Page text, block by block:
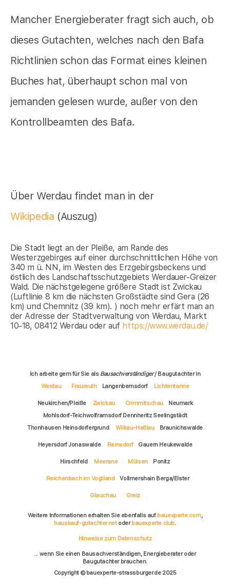
Mancher Energieberater fragt sich auch, ob
dieses Gutachten, welches nach den Bafa
Richtlinien schon das Format eines kleinen
Buches hat, überhaupt schon mal von
jemanden gelesen wurde, außer von den
Kontrollbeamten des Bafa.
Über Werdau findet man in der
Wikipedia (Auszug)
Die Stadt liegt an der Pleiße, am Rande des
Westerzgebirges auf einer durchschnittlichen Höhe von
340 m ü. NN, im Westen des Erzgebirgsbeckens und
östlich des Landschaftsschutzgebiets Werdauer-Greizer
Wald. Die nächstgelegene größere Stadt ist Zwickau
(Luftlinie 8 km die nächsten Großstädte sind Gera (26
km) und Chemnitz (39 km). ) noch mehr erfärt man an
der Adresse der Stadtverwaltung von Werdau, Markt
10-18, 08412 Werdau oder auf https://www.werdau.de/
Ich arbeite gern für Sie als Bausachverständiger/ Baugutachter in
Werdau
Fraureuth Langenbernsdorf Lichtentanne
Neukirchen/Pleiße Zwickau Crimmitschau
Neumark
Mohlsdorf-Teichwolframsdorf Dennheritz Seelingstädt
Thonhausen Heinsdorfergrund
Wilkau-Haßlau Braunichswalde
Heyersdorf Jonaswalde Reinsdorf Gauern Heukewalde
Hirschfeld Meerane Mülsen Ponitz
Reichenbach im Vogtland Vollmershain Berga/Elster
Glauchau Greiz
Weitere Informationen erhalten Sie ebenfalls auf bauexperte.com,
hauskauf-gutachter.netoderbauexperte.club.
Hinweise zum Datenschutz
... wenn Sie einen Bausachverständigen, Energieberater oder
Baugutachter brauchen.
Copyright © bauexperte-strassburger.de 2025